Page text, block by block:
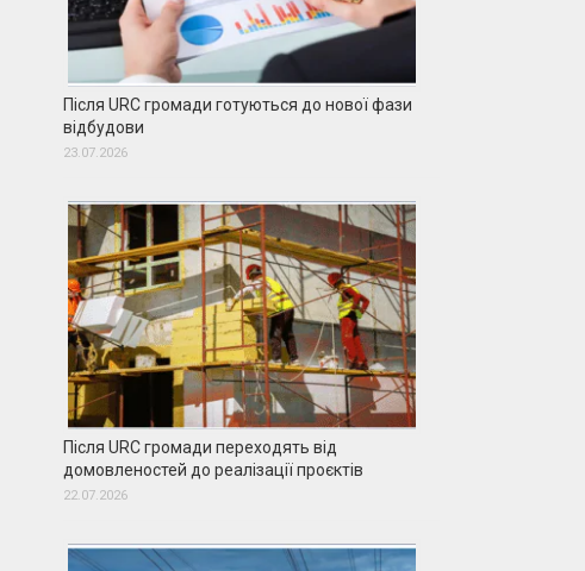
Після URC громади готуються до нової фази
відбудови
23.07.2026
Після URC громади переходять від
домовленостей до реалізації проєктів
22.07.2026